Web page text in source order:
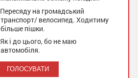
Пересяду на громадський
транспорт/ велосипед. Ходитиму
більше пішки.
Як і до цього, бо не маю
автомобіля.